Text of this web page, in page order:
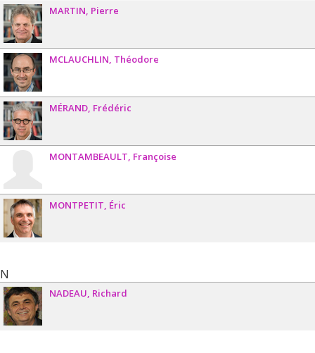
MARTIN Pierre
MCLAUCHLIN Théodore
MÉRAND Frédéric
MONTAMBEAULT Françoise
MONTPETIT Éric
N
NADEAU Richard